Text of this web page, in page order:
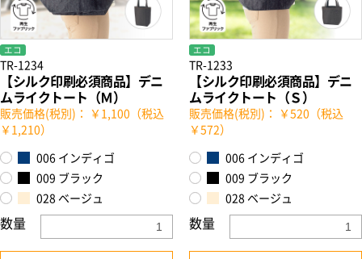
エコ
TR-1234
【シルク印刷必須商品】デニ
ムライクトート（Ｍ）
販売価格(税別)： ￥1,100（税込
￥1,210）
006 インディゴ
009 ブラック
028 ベージュ
数量
エコ
TR-1233
【シルク印刷必須商品】デニ
ムライクトート（Ｓ）
販売価格(税別)： ￥520（税込
￥572）
006 インディゴ
009 ブラック
028 ベージュ
数量